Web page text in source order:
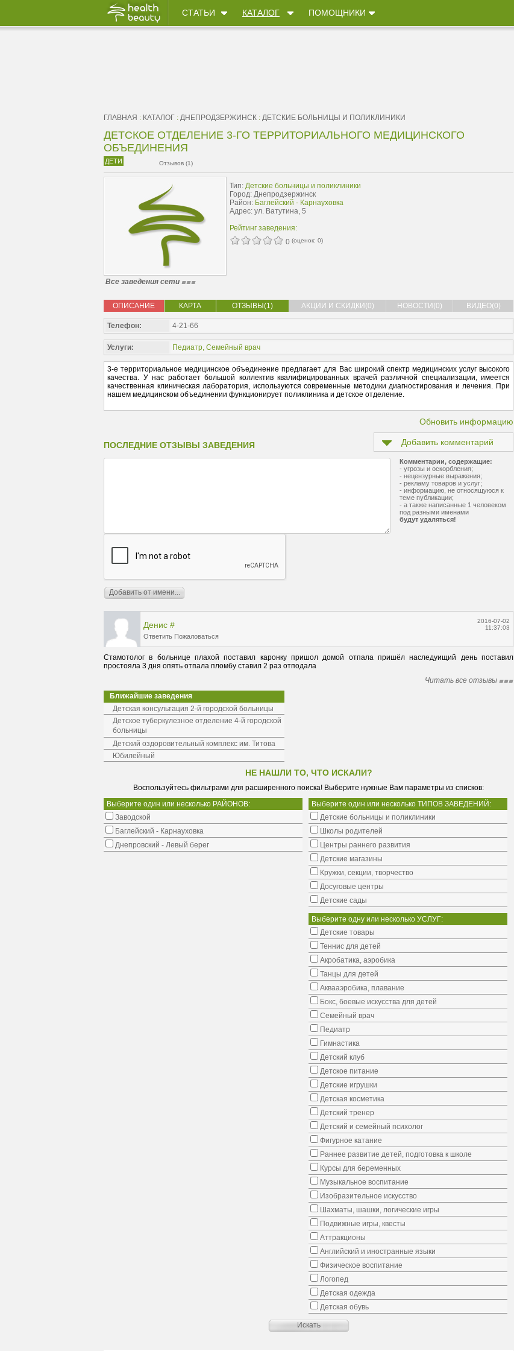
СТАТЬИ КАТАЛОГ ПОМОЩНИКИ
ГЛАВНАЯ : КАТАЛОГ : ДНЕПРОДЗЕРЖИНСК : ДЕТСКИЕ БОЛЬНИЦЫ И ПОЛИКЛИНИКИ
ДЕТСКОЕ ОТДЕЛЕНИЕ 3-ГО ТЕРРИТОРИАЛЬНОГО МЕДИЦИНСКОГО
ОБЪЕДИНЕНИЯ
ДЕТИ Отзывов (1)
Тип: Детские больницы и поликлиники
Город: Днепродзержинск
Район: Баглейский - Карнауховка
Адрес: ул. Ватутина, 5
Рейтинг заведения:
0 (оценок: 0)
Все заведения сети
ОПИСАНИЕ КАРТА ОТЗЫВЫ(1) АКЦИИ И СКИДКИ(0) НОВОСТИ(0) ВИДЕО(0)
Телефон: 4-21-66
Услуги: Педиатр, Семейный врач
3-е территориальное медицинское объединение предлагает для Вас широкий спектр медицинских услуг высокого
качества. У нас работает большой коллектив квалифицированных врачей различной специализации, имеется
качественная клиническая лаборатория, используются современные методики диагностирования и лечения. При
нашем медицинском объединении функционирует поликлиника и детское отделение.
Обновить информацию
ПОСЛЕДНИЕ ОТЗЫВЫ ЗАВЕДЕНИЯ Добавить комментарий
Комментарии, содержащие:
- угрозы и оскорбления;
- нецензурные выражения;
- рекламу товаров и услуг;
- информацию, не относящуюся к
теме публикации;
- а также написанные 1 человеком
под разными именами
будут удаляться!
Денис #
Ответить Пожаловаться
2016-07-02
11:37:03
Стамотолог в больнице плахой поставил каронку пришол домой отпала пришёл наследуищий день поставил
простояла 3 дня опять отпала пломбу ставил 2 раз отподала
Читать все отзывы
Ближайшие заведения
Детская консультация 2-й городской больницы
Детское туберкулезное отделение 4-й городской
больницы
Детский оздоровительный комплекс им. Титова
Юбилейный
НЕ НАШЛИ ТО, ЧТО ИСКАЛИ?
Воспользуйтесь фильтрами для расширенного поиска! Выберите нужные Вам параметры из списков:
Выберите один или несколько РАЙОНОВ:
Заводской
Баглейский - Карнауховка
Днепровский - Левый берег
Выберите один или несколько ТИПОВ ЗАВЕДЕНИЙ:
Детские больницы и поликлиники
Школы родителей
Центры раннего развития
Детские магазины
Кружки, секции, творчество
Досуговые центры
Детские сады
Выберите одну или несколько УСЛУГ:
Детские товары
Теннис для детей
Акробатика, аэробика
Танцы для детей
Аквааэробика, плавание
Бокс, боевые искусства для детей
Семейный врач
Педиатр
Гимнастика
Детский клуб
Детское питание
Детские игрушки
Детская косметика
Детский тренер
Детский и семейный психолог
Фигурное катание
Раннее развитие детей, подготовка к школе
Курсы для беременных
Музыкальное воспитание
Изобразительное искусство
Шахматы, шашки, логические игры
Подвижные игры, квесты
Аттракционы
Английский и иностранные языки
Физическое воспитание
Логопед
Детская одежда
Детская обувь